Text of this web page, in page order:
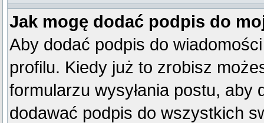
Jak mogę dodać podpis do
Aby dodać podpis do
profilu. Kiedy już to zrobisz
formularzu wysyłania postu,
dodawać podpis do wszystkich